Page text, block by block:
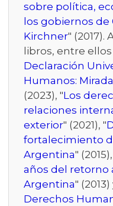
sobre política,
los gobiernos
Kirchner" (2017).
libros, entre ellos
Declaración
Humanos:
(2023), "Los
relaciones
exterior" (2021), "
fortalecimiento
Argentina"
años del retorno
Argentina" (2013)
Derechos